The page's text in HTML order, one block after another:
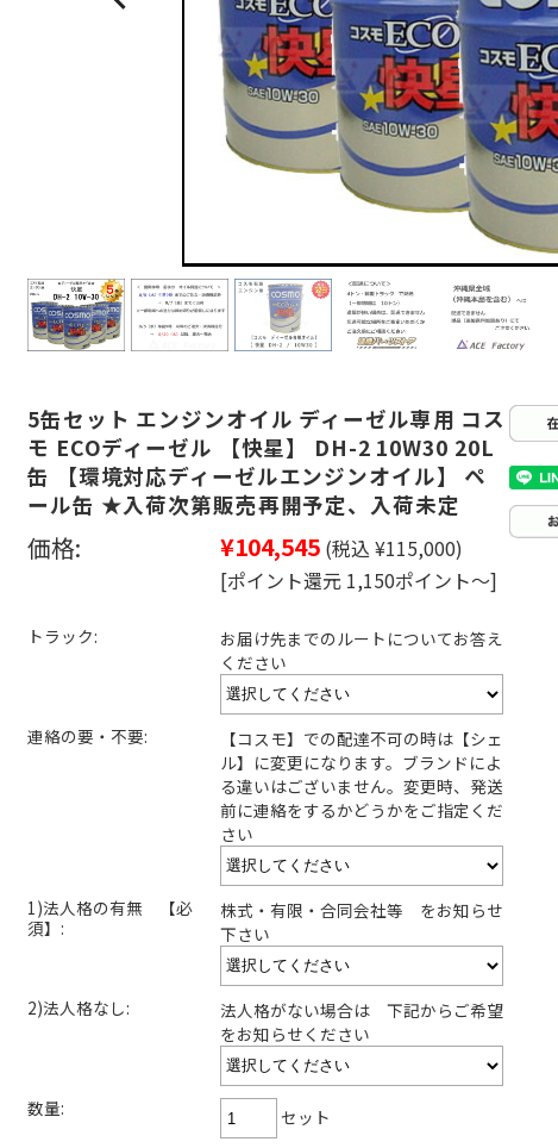
5缶セット エンジンオイル ディーゼル専用 コス
モ ECOディーゼル 【快星】 DH-2 10W30 20L
缶 【環境対応ディーゼルエンジンオイル】 ペ
ール缶 ★入荷次第販売再開予定、入荷未定
価格: ¥104,545 (税込 ¥115,000)
[ポイント還元 1,150ポイント～]
トラック:
お届け先までのルートについてお答え
ください
連絡の要・不要:
【コスモ】での配達不可の時は【シェ
ル】に変更になります。ブランドによ
る違いはございません。変更時、発送
前に連絡をするかどうかをご指定くだ
さい
1)法人格の有無 【必
須】:
株式・有限・合同会社等 をお知らせ
下さい
2)法人格なし:
法人格がない場合は 下記からご希望
をお知らせください
数量: セット